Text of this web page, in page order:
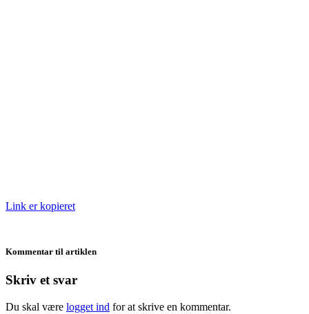
Link er kopieret
Kommentar til artiklen
Skriv et svar
Du skal være logget ind for at skrive en kommentar.